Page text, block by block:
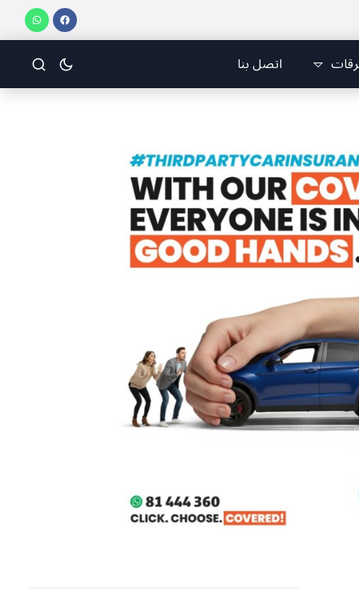
للرياضات الجوّية وجمعية طيّاري ومدرّبي الطيران الشراعي فريق جازو
اتصل بنا